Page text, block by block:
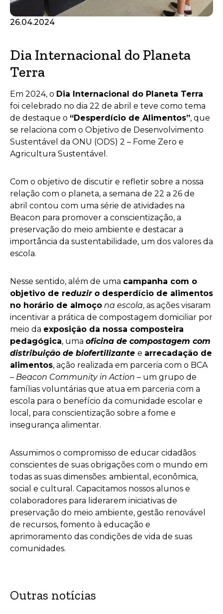
26.04.2024
Dia Internacional do Planeta
Terra
Em 2024, o Dia Internacional do Planeta Terra
foi celebrado no dia 22 de abril e teve como tema
de destaque o “Desperdício de Alimentos”, que
se relaciona com o Objetivo de Desenvolvimento
Sustentável da ONU (ODS) 2 – Fome Zero e
Agricultura Sustentável.
Com o objetivo de discutir e refletir sobre a nossa
relação com o planeta, a semana de 22 a 26 de
abril contou com uma série de atividades na
Beacon para promover a conscientização, a
preservação do meio ambiente e destacar a
importância da sustentabilidade, um dos valores da
escola.
Nesse sentido, além de uma campanha com o
objetivo de reduzir o desperdício de alimentos
no horário de almoço na escola, as ações visaram
incentivar a prática de compostagem domiciliar por
meio da exposição da nossa composteira
pedagógica, uma oficina de compostagem com
distribuição de biofertilizante e arrecadação de
alimentos, ação realizada em parceria com o BCA
– Beacon Community in Action – um grupo de
famílias voluntárias que atua em parceria com a
escola para o benefício da comunidade escolar e
local, para conscientização sobre a fome e
insegurança alimentar.
Assumimos o compromisso de educar cidadãos
conscientes de suas obrigações com o mundo em
todas as suas dimensões: ambiental, econômica,
social e cultural. Capacitamos nossos alunos e
colaboradores para liderarem iniciativas de
preservação do meio ambiente, gestão renovável
de recursos, fomento à educação e
aprimoramento das condições de vida de suas
comunidades.
Outras notícias